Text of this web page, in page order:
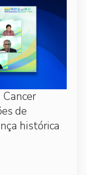
de
histórica